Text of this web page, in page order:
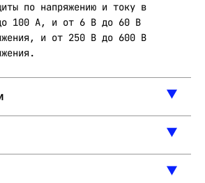
по напряжению и току в
100 А, и от 6 В до 60 В
и от 250 В до 600 В